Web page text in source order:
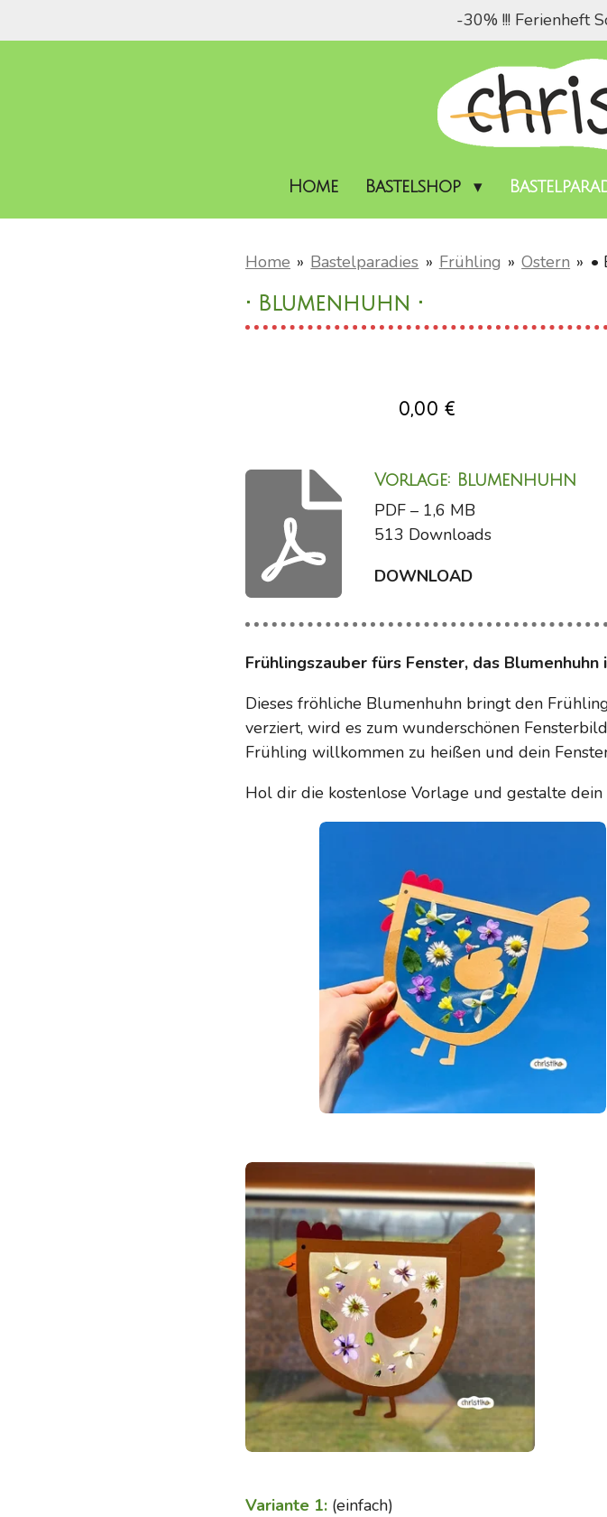
Hauptinhalt
-30% !!! Ferienheft
Home Bastelshop
Home » Bastelparadies » Frühling » Ostern » •
• Blumenhuhn •
0,00 €
Vorlage: Blumenhuhn
PDF – 1,6 MB
513 Downloads
DOWNLOAD
Frühlingszauber fürs Fenster, das Blumenhuhn
Dieses fröhliche Blumenhuhn bringt den
verziert, wird es zum wunderschönen
Frühling willkommen zu heißen und dein
Hol dir die kostenlose Vorlage und gestalte
Variante 1: (einfach)